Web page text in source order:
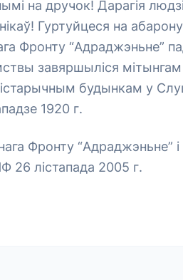
на дручок! Дарагія
Гуртуйцеся на абарону
Фронту “Адраджэньне”
завяршыліся мітынгам
будынкам у
1920 г.
Фронту “Адраджэньне” і
26 лістапада 2005 г.